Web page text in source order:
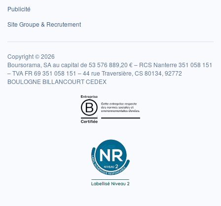
Publicité
Site Groupe & Recrutement
Copyright © 2026
Boursorama, SA au capital de 53 576 889,20 € – RCS Nanterre 351 058 151
– TVA FR 69 351 058 151 – 44 rue Traversière, CS 80134, 92772
BOULOGNE BILLANCOURT CEDEX